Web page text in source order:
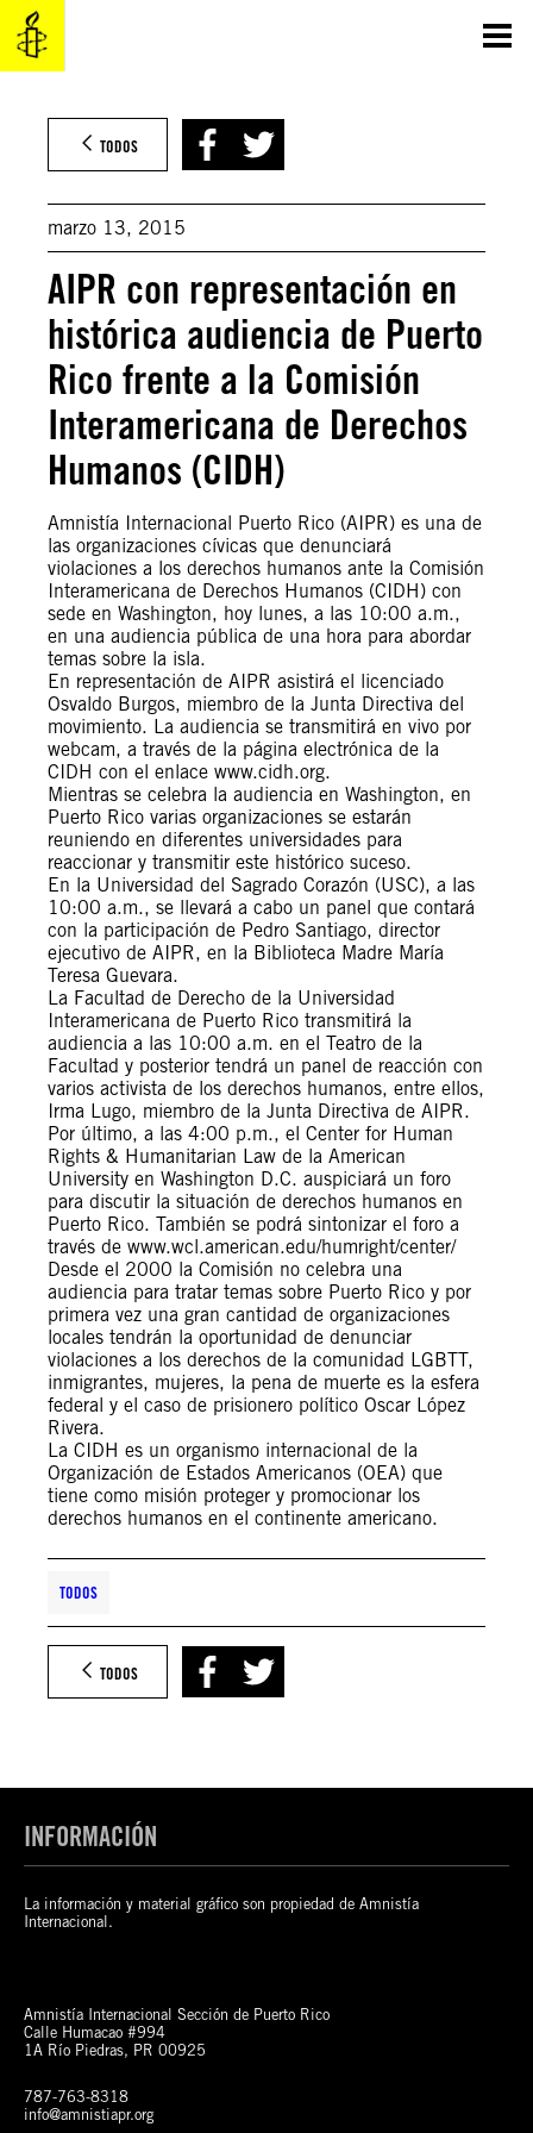
Saltar
contenido
TODOS
marzo 13, 2015
AIPR con representación en
histórica audiencia de Puerto
Rico frente a la Comisión
Interamericana de Derechos
Humanos (CIDH)
Amnistía Internacional Puerto Rico (AIPR) es una de
las organizaciones cívicas que denunciará
violaciones a los derechos humanos ante la Comisión
Interamericana de Derechos Humanos (CIDH) con
sede en Washington, hoy lunes, a las 10:00 a.m.,
en una audiencia pública de una hora para abordar
temas sobre la isla.
En representación de AIPR asistirá el licenciado
Osvaldo Burgos, miembro de la Junta Directiva del
movimiento. La audiencia se transmitirá en vivo por
webcam, a través de la página electrónica de la
CIDH con el enlace www.cidh.org.
Mientras se celebra la audiencia en Washington, en
Puerto Rico varias organizaciones se estarán
reuniendo en diferentes universidades para
reaccionar y transmitir este histórico suceso.
En la Universidad del Sagrado Corazón (USC), a las
10:00 a.m., se llevará a cabo un panel que contará
con la participación de Pedro Santiago, director
ejecutivo de AIPR, en la Biblioteca Madre María
Teresa Guevara.
La Facultad de Derecho de la Universidad
Interamericana de Puerto Rico transmitirá la
audiencia a las 10:00 a.m. en el Teatro de la
Facultad y posterior tendrá un panel de reacción con
varios activista de los derechos humanos, entre ellos,
Irma Lugo, miembro de la Junta Directiva de AIPR.
Por último, a las 4:00 p.m., el Center for Human
Rights & Humanitarian Law de la American
University en Washington D.C. auspiciará un foro
para discutir la situación de derechos humanos en
Puerto Rico. También se podrá sintonizar el foro a
través de www.wcl.american.edu/humright/center/
Desde el 2000 la Comisión no celebra una
audiencia para tratar temas sobre Puerto Rico y por
primera vez una gran cantidad de organizaciones
locales tendrán la oportunidad de denunciar
violaciones a los derechos de la comunidad LGBTT,
inmigrantes, mujeres, la pena de muerte es la esfera
federal y el caso de prisionero político Oscar López
Rivera.
La CIDH es un organismo internacional de la
Organización de Estados Americanos (OEA) que
tiene como misión proteger y promocionar los
derechos humanos en el continente americano.
TODOS
TODOS
INFORMACIÓN
La información y material gráfico son propiedad de Amnistía
Internacional.
Amnistía Internacional Sección de Puerto Rico
Calle Humacao #994
1A Río Piedras, PR 00925
787-763-8318
info@amnistiapr.org